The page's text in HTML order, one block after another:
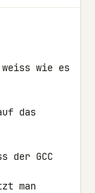
wie es
das
der GCC
man